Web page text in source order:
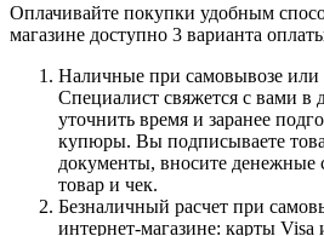
Оплачивайте покупки удобным
магазине доступно 3 варианта
Наличные при самовывозе или
Специалист свяжется с вами в
уточнить время и заранее
купюры. Вы подписываете
документы, вносите денежные
товар и чек.
Безналичный расчет при
интернет-магазине: карты